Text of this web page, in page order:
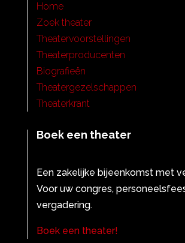
Home
Zoek theater
Theatervoorstellingen
Theaterproducenten
Biografieën
Theatergezelschappen
Theaterkrant
Boek een theater
Een zakelijke bijeenkomst met
Voor uw congres,
vergadering.
Boek een theater!